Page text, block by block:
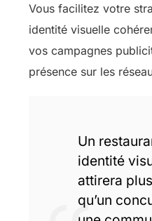
Vous facilitez votre
identité visuelle
vos campagnes
présence sur les
Un
identité
attirera
qu’un